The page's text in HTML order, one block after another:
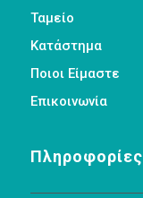
Ταμείο
Κατάστημα
Ποιοι Είμαστε
Επικοινωνία
Πληροφορίες